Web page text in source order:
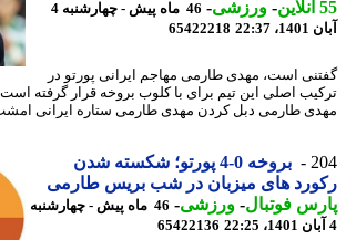
-ورزشی-
46 ماه پیش - چهارشنبه 4
65422218
است، مهدی طارمی مهاجم ایرانی پورتو در
اصلی این تیم برای با کلوب بروخه قرار گرفته است. -
طارمی دبل کردن مهدی طارمی ستاره ایرانی امشب
بروخه 0-4 پورتو؛ شکسته شدن
های میزبان در شب بریس طارمی
فوتبال-ورزشی-
46 ماه پیش - چهارشنبه
65422136